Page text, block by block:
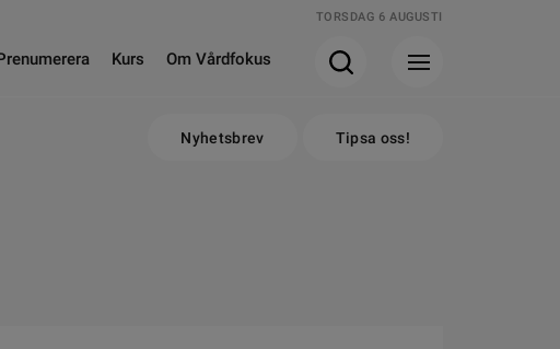
TORSDAG 6 AUGUSTI
Kurs Om Vårdfokus
Nyhetsbrev Tipsa oss!